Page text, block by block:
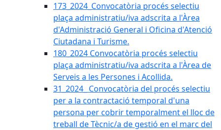
173_2024_Convocatòria procés selectiu
plaça administratiu/iva adscrita a l'Àrea
d'Administració General i Oficina d'Atenció
Ciutadana i Turisme.
180_2024 Convocatòria procés selectiu
plaça administratiu/iva adscrita a l'Àrea de
Serveis a les Persones i Acollida.
31_2024_ Convocatòria del procés selectiu
per a la contractació temporal d'una
persona per cobrir temporalment el lloc de
treball de Tècnic/a de gestió en el marc del